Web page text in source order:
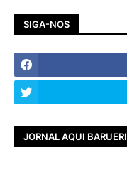
SIGA-NOS
JORNAL AQUI BARUERI